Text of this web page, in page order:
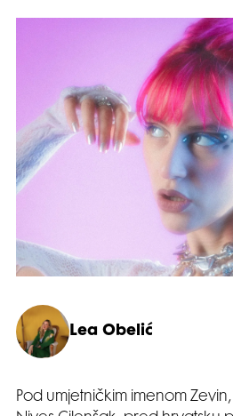
Lea Obelić
Pod umjetničkim imenom